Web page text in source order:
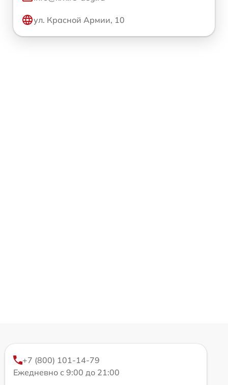
ул. Красной Армии, 10
+7 (800) 101-14-79
Ежедневно с 9:00 до 21:00